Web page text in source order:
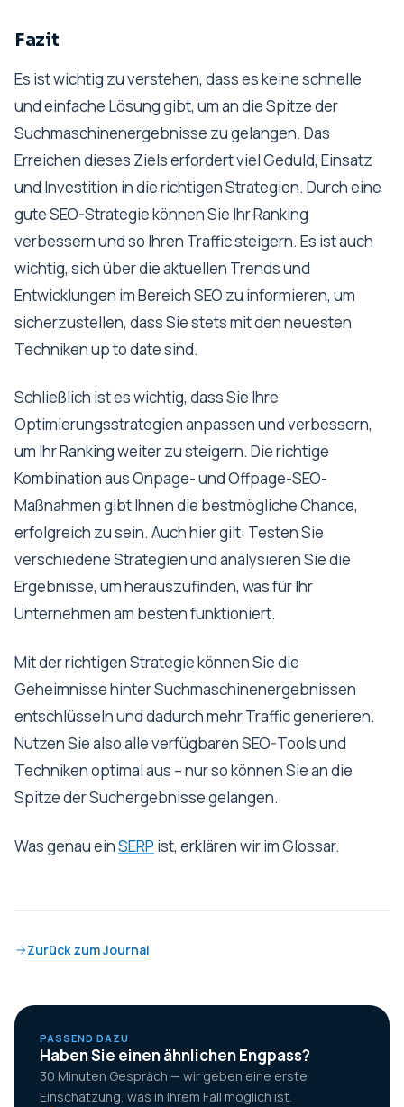
Fazit
Es ist wichtig zu verstehen, dass es keine schnelle
und einfache Lösung gibt, um an die Spitze der
Suchmaschinenergebnisse zu gelangen. Das
Erreichen dieses Ziels erfordert viel Geduld, Einsatz
und Investition in die richtigen Strategien. Durch eine
gute SEO-Strategie können Sie Ihr Ranking
verbessern und so Ihren Traffic steigern. Es ist auch
wichtig, sich über die aktuellen Trends und
Entwicklungen im Bereich SEO zu informieren, um
sicherzustellen, dass Sie stets mit den neuesten
Techniken up to date sind.
Schließlich ist es wichtig, dass Sie Ihre
Optimierungsstrategien anpassen und verbessern,
um Ihr Ranking weiter zu steigern. Die richtige
Kombination aus Onpage- und Offpage-SEO-
Maßnahmen gibt Ihnen die bestmögliche Chance,
erfolgreich zu sein. Auch hier gilt: Testen Sie
verschiedene Strategien und analysieren Sie die
Ergebnisse, um herauszufinden, was für Ihr
Unternehmen am besten funktioniert.
Mit der richtigen Strategie können Sie die
Geheimnisse hinter Suchmaschinenergebnissen
entschlüsseln und dadurch mehr Traffic generieren.
Nutzen Sie also alle verfügbaren SEO-Tools und
Techniken optimal aus – nur so können Sie an die
Spitze der Suchergebnisse gelangen.
Was genau einSERP ist, erklären wir im Glossar.
Zurück zum Journal
PASSEND DAZU
Haben Sie einen ähnlichen Engpass?
30 Minuten Gespräch — wir geben eine erste
Einschätzung, was in Ihrem Fall möglich ist.